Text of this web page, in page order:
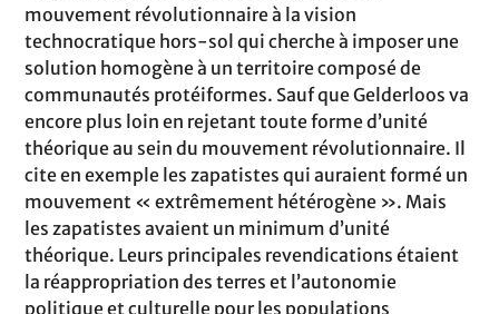
mouvement révolutionnaire à la vision
technocratique hors-sol qui cherche à imposer une
solution homogène à un territoire composé de
communautés protéiformes. Sauf que Gelderloos va
encore plus loin en rejetant toute forme d’unité
théorique au sein du mouvement révolutionnaire. Il
cite en exemple les zapatistes qui auraient formé un
mouvement « extrêmement hétérogène ». Mais
les zapatistes avaient un minimum d’unité
théorique. Leurs principales revendications étaient
la réappropriation des terres et l’autonomie
politique et culturelle pour les populations